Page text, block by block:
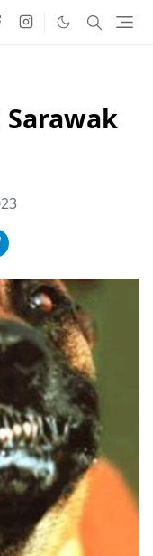
Sarawak